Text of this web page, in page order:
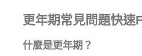
更年期常見問題快速
什麼是更年期？